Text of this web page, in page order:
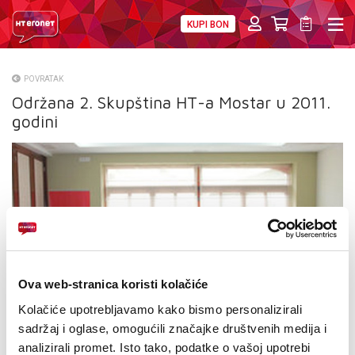
Ova web-stranica koristi kolačiće
Kolačiće upotrebljavamo kako bismo personalizirali
sadržaj i oglase, omogućili značajke društvenih medija i
analizirali promet. Isto tako, podatke o vašoj upotrebi
KUPI BON
O NAMA
NATJEČAJI
VELEPRODAJA
KONTAKTI
MOJ PROFIL
E-RAČUN
POVRATAK
Održana 2. Skupština HT-a Mostar u 2011.
godini